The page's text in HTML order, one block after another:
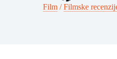
Film/Filmske